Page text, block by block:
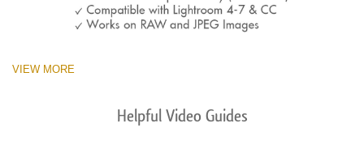
VIEW MORE
Helpful Video Guides